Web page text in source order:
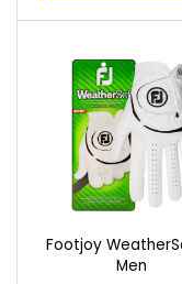
Footjoy
Men